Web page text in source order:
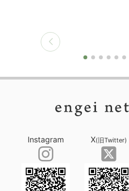
Instagram X(旧Twitter)